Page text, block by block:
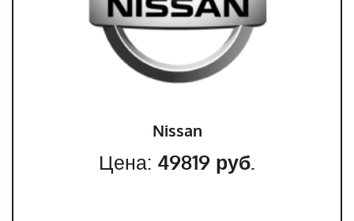
Nissan
Цена: 49819 руб.